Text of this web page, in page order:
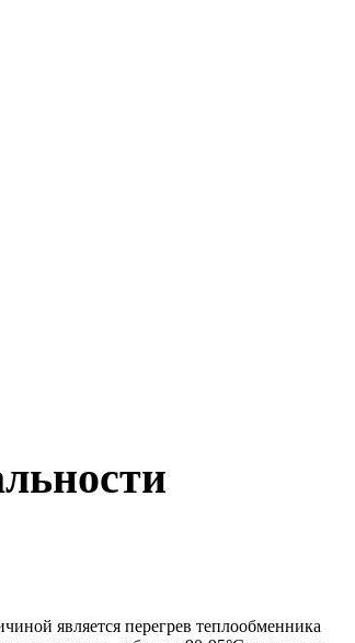
является перегрев теплообменника